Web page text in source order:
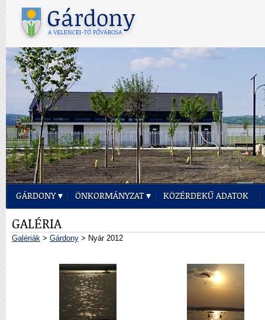
GÁRDONY ÖNKORMÁNYZAT KÖZÉRDEKŰ ADATOK
GALÉRIA
Galériák > Gárdony > Nyár 2012